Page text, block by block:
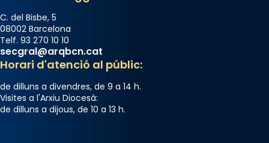
C. del Bisbe, 5
08002 Barcelona
Telf. 93 270 10 10
secgral@arqbcn.cat
Horari d'atenció al públic:
de dilluns a divendres, de 9 a 14 h.
Visites a l'Arxiu Diocesà:
de dilluns a dijous, de 10 a 13 h.